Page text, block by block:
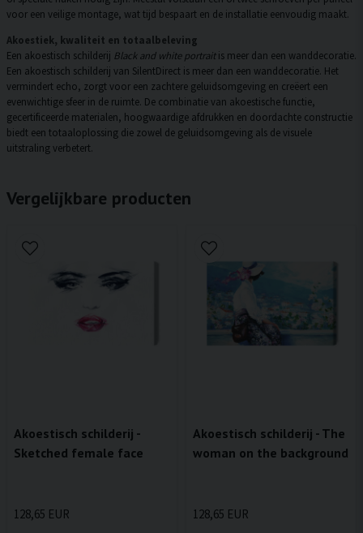
voor een veilige montage, wat tijd bespaart en de installatie eenvoudig maakt.
Akoestiek, kwaliteit en totaalbeleving
Een akoestisch schilderij Black and white portraitis meer dan een wanddecoratie.
Een akoestisch schilderij van SilentDirect is meer dan een wanddecoratie. Het
vermindert echo, zorgt voor een zachtere geluidsomgeving en creëert een
evenwichtige sfeer in de ruimte. De combinatie van akoestische functie,
gecertificeerde materialen, hoogwaardige afdrukken en doordachte constructie
biedt een totaaloplossing die zowel de geluidsomgeving als de visuele
uitstraling verbetert.
Vergelijkbare producten
Akoestisch schilderij -
Sketched female face
128,65 EUR
Akoestisch schilderij - The
woman on the background
128,65 EUR